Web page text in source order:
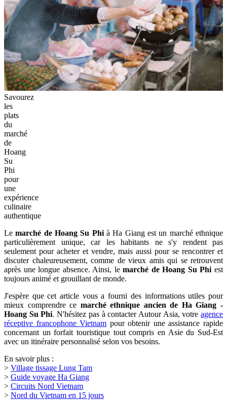
Savourez
les
plats
du
marché
de
Hoang
Su
Phi
pour
une
expérience
culinaire
authentique
Lemarché de Hoang Su Phià Ha Giang est un marché ethnique
particulièrement unique, car les habitants ne s'y rendent pas
seulement pour acheter et vendre, mais aussi pour se rencontrer et
discuter chaleureusement, comme de vieux amis qui se retrouvent
après une longue absence. Ainsi, lemarché de Hoang Su Phi est
toujours animé et grouillant de monde.
J'espère que cet article vous a fourni des informations utiles pour
mieux comprendre ce marché ethnique ancien de Ha Giang -
Hoang Su Phi. N'hésitez pas à contacter Autour Asia, votreagence
réceptive francophone Vietnam pour obtenir une assistance rapide
concernant un forfait touristique tout compris en Asie du Sud-Est
avec un itinéraire personnalisé selon vos besoins.
En savoir plus :
> Village tissage Lung Tam
> Guide voyage Ha Giang
> Circuits Nord Vietnam
> Nord du Vietnam en 15 jours